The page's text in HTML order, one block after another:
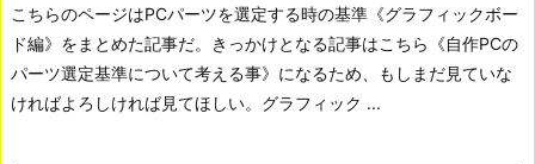
こちらのページはPCパーツを選定する時の基準《グラフィックボー
ド編》をまとめた記事だ。きっかけとなる記事はこちら《自作PCの
パーツ選定基準について考える事》になるため、もしまだ見ていな
ければよろしければ見てほしい。 グラフィック ...